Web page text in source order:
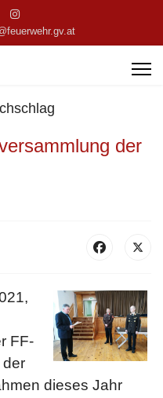
der
FF-
der
dieses Jahr